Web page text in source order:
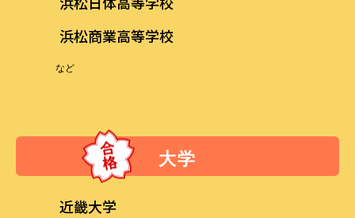
浜松商業高等学校
など
大学
近畿大学